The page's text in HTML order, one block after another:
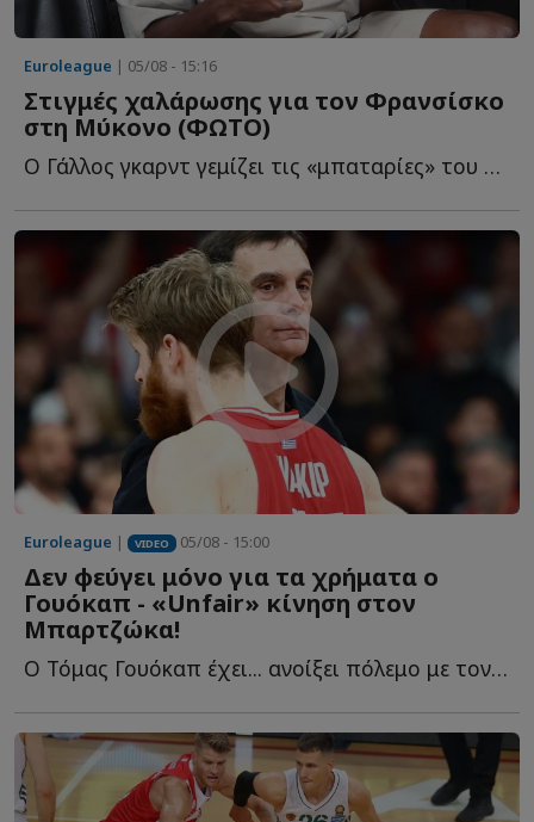
Euroleague | 05/08 - 15:16
Στιγμές χαλάρωσης για τον Φρανσίσκο
στη Μύκονο (ΦΩΤΟ)
Ο Γάλλος γκαρντ γεμίζει τις «μπαταρίες» του στο «νησί τ...
Euroleague | VIDEO 05/08 - 15:00
Δεν φεύγει μόνο για τα χρήματα ο
Γουόκαπ - «Unfair» κίνηση στον
Μπαρτζώκα!
Ο Τόμας Γουόκαπ έχει... ανοίξει πόλεμο με τον Ολυμπιακό κ...